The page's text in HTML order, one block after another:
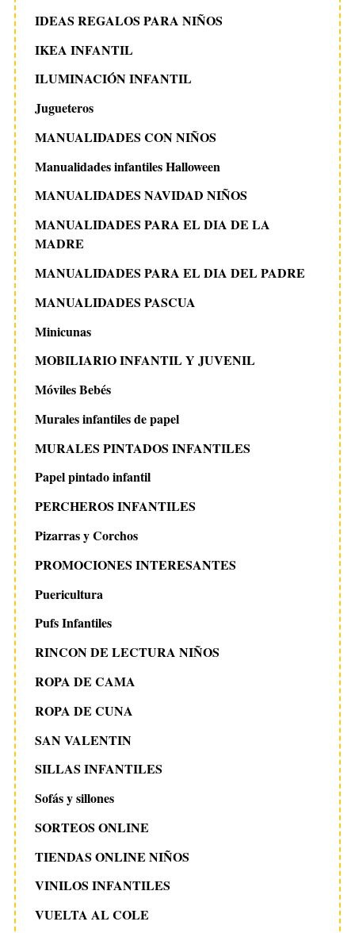
IDEAS REGALOS PARA NIÑOS
IKEA INFANTIL
ILUMINACIÓN INFANTIL
Jugueteros
MANUALIDADES CON NIÑOS
Manualidades infantiles Halloween
MANUALIDADES NAVIDAD NIÑOS
MANUALIDADES PARA EL DIA DE LA
MADRE
MANUALIDADES PARA EL DIA DEL PADRE
MANUALIDADES PASCUA
Minicunas
MOBILIARIO INFANTIL Y JUVENIL
Móviles Bebés
Murales infantiles de papel
MURALES PINTADOS INFANTILES
Papel pintado infantil
PERCHEROS INFANTILES
Pizarras y Corchos
PROMOCIONES INTERESANTES
Puericultura
Pufs Infantiles
RINCON DE LECTURA NIÑOS
ROPA DE CAMA
ROPA DE CUNA
SAN VALENTIN
SILLAS INFANTILES
Sofás y sillones
SORTEOS ONLINE
TIENDAS ONLINE NIÑOS
VINILOS INFANTILES
VUELTA AL COLE